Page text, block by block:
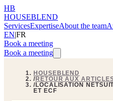
HB
HOUSEBLEND
ServicesExpertiseAbout the team
EN|FR
Book a meeting
Book a meeting
HOUSEBLEND
/RETOUR AUX
/LOCALISATION
ET ECF